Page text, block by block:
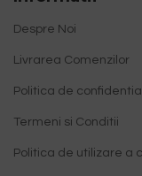
Despre Noi
Livrarea Comenzilor
Politica de
Termeni si Conditii
Politica de utilizare a